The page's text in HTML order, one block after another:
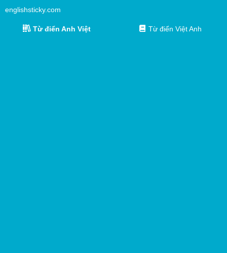
englishsticky.com
Từ điển Anh Việt Từ điển Việt Anh